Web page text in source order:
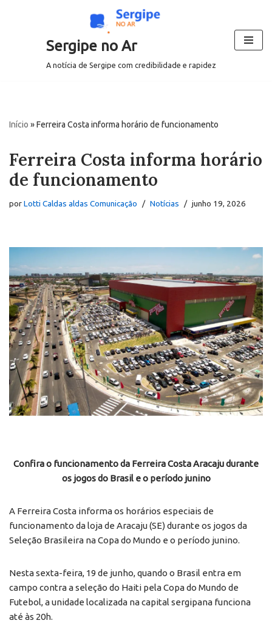
Sergipe no Ar
A notícia de Sergipe com credibilidade e rapidez
Início »Ferreira Costa informa horário de funcionamento
Ferreira Costa informa horário
de funcionamento
porLotti Caldas aldas Comunicação Notícias junho 19, 2026
Confira o funcionamento da Ferreira Costa Aracaju durante
os jogos do Brasil e o período junino
A Ferreira Costa informa os horários especiais de
funcionamento da loja de Aracaju (SE) durante os jogos da
Seleção Brasileira na Copa do Mundo e o período junino.
Nesta sexta-feira, 19 de junho, quando o Brasil entra em
campo contra a seleção do Haiti pela Copa do Mundo de
Futebol, a unidade localizada na capital sergipana funciona
até às 20h.